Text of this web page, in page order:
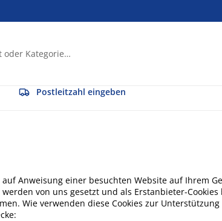
Postleitzahl eingeben
Anweisung einer besuchten Website auf Ihrem
von uns gesetzt und als Erstanbieter-
Wie verwenden diese Cookies zur